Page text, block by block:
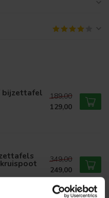
bijzettafel
189,00
129,00
349,00
249,00